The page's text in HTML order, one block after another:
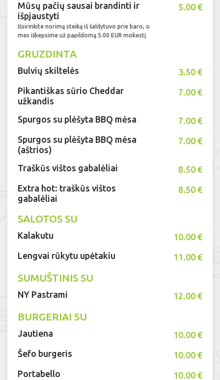
Mūsų pačių sausai brandinti ir
išpjaustyti
Išsirinkite norimą steiką iš šaldytuvo prie baro, o
mes iškepsime už papildomą 5.00 EUR mokestį
5.00 €
GRUZDINTA
Bulvių skiltelės
3.50 €
Pikantiškas sūrio Cheddar
užkandis
7.00 €
Spurgos su plėšyta BBQ mėsa
7.00 €
Spurgos su plėšyta BBQ mėsa
(aštrios)
7.00 €
Traškūs vištos gabalėliai
8.50 €
Extra hot: traškūs vištos
gabalėliai
8.50 €
SALOTOS SU
Kalakutu
10.00 €
Lengvai rūkytu upėtakiu
11.00 €
SUMUŠTINIS SU
NY Pastrami 12.00 €
BURGERIAI SU
Jautiena
10.00 €
Šefo burgeris
10.00 €
Portabello
10.00 €